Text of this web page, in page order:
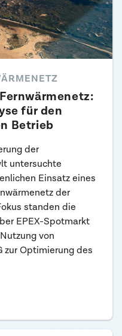
für den
Betrieb
der
untersuchte
Einsatz eines
der
standen die
EPEX-Spotmarkt
von
zur Optimierung des